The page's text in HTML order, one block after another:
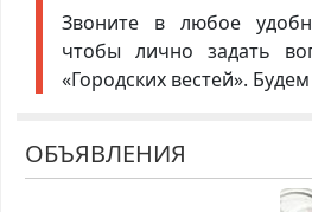
Звоните в любое
чтобы лично задать
«Городских вестей».
ОБЪЯВЛЕНИЯ